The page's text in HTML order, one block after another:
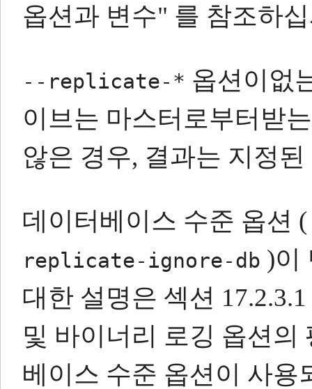
옵션과 변수" 를 참조하
--replicate-* 옵션이없
이브는 마스터로부터받
않은 경우, 결과는 지정
데이터베이스 수준 옵션
replicate-ignore-db )이
대한 설명은 섹션
및 바이너리 로깅 옵션의
베이스 수준 옵션이 사용